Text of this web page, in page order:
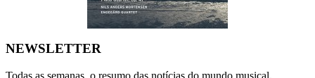
NEWSLETTER
Todas as semanas, o resumo das notícias do mundo musical.